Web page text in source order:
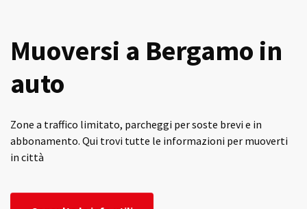
Muoversi a Bergamo in
auto
Zone a traffico limitato, parcheggi per soste brevi e in
abbonamento. Qui trovi tutte le informazioni per muoverti
in città